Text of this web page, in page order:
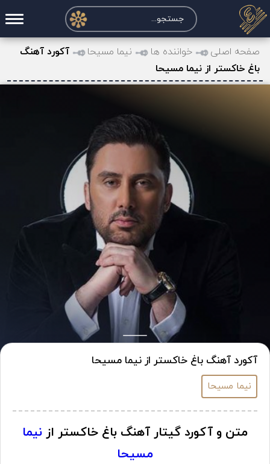
صفحه اصلی
درخواست آکورد
تماس با ما
حساب کاربری
صفحه اصلی خواننده ها نیما مسیحا
آکورد آهنگ
باغ خاکستر از نیما مسیحا
آکورد آهنگ باغ خاکستر از نیما مسیحا
نیما مسیحا
متن و آکورد گیتار آهنگ باغ خاکستر از نیما
مسیحا